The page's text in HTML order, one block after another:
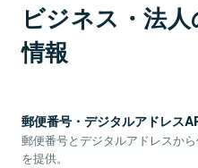
ビジネス・法
情報
郵便番号・デジタルアドレス
郵便番号とデジタルアドレスか
を提供。